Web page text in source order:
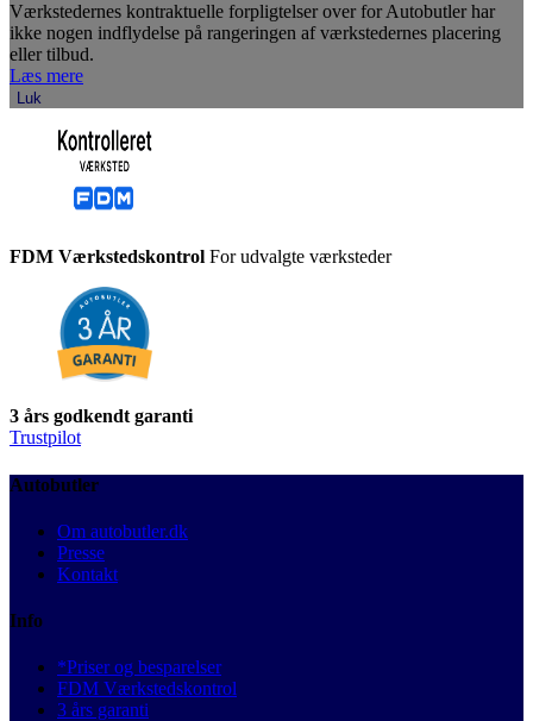
Værkstedernes kontraktuelle forpligtelser over for Autobutler har
ikke nogen indflydelse på rangeringen af værkstedernes placering
eller tilbud.
Læs mere
Luk
FDM Værkstedskontrol For udvalgte værksteder
3 års godkendt garanti
Trustpilot
Autobutler
Om autobutler.dk
Presse
Kontakt
Info
*Priser og besparelser
FDM Værkstedskontrol
3 års garanti